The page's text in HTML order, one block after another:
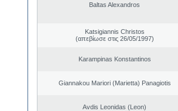
Baltas Alexandros
Katsigiannis Christos
(απεβίωσε στις 26/05/1997)
Karampinas Konstantinos
Giannakou Mariori (Marietta) Panagiotis
Avdis Leonidas (Leon)